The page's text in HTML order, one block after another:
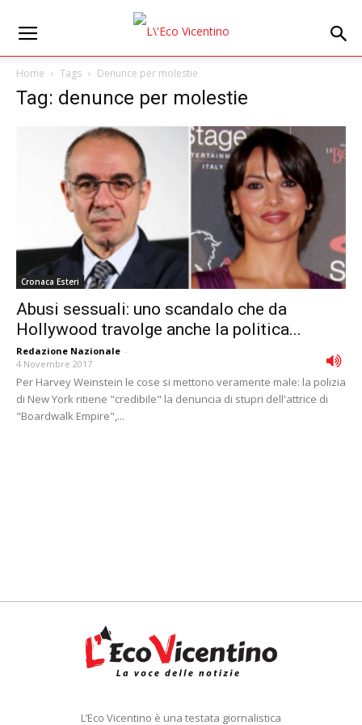
Home Tags Denunce per molestie
Tag: denunce per molestie
Cronaca Esteri
Abusi sessuali: uno scandalo che da
Hollywood travolge anche la politica...
Redazione Nazionale -
4 Novembre 2017
Per Harvey Weinstein le cose si mettono veramente male: la polizia
di New York ritiene "credibile" la denuncia di stupri dell'attrice di
"Boardwalk Empire",...
L’Eco Vicentino è una testata giornalistica